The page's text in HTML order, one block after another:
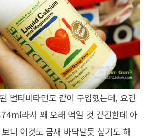
멀티비타민도 같이 구입했는데, 요건
라서 꽤 오래 먹일 것 같긴한데 아
니 이것도 금새 바닥날듯 싶기도 해